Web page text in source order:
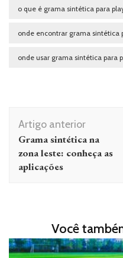
o que é grama sintética para
onde encontrar grama sintética
onde usar grama sintética para
Navegação de
Artigo anterior
Grama sintética na
zona leste: conheça as
aplicações
Você